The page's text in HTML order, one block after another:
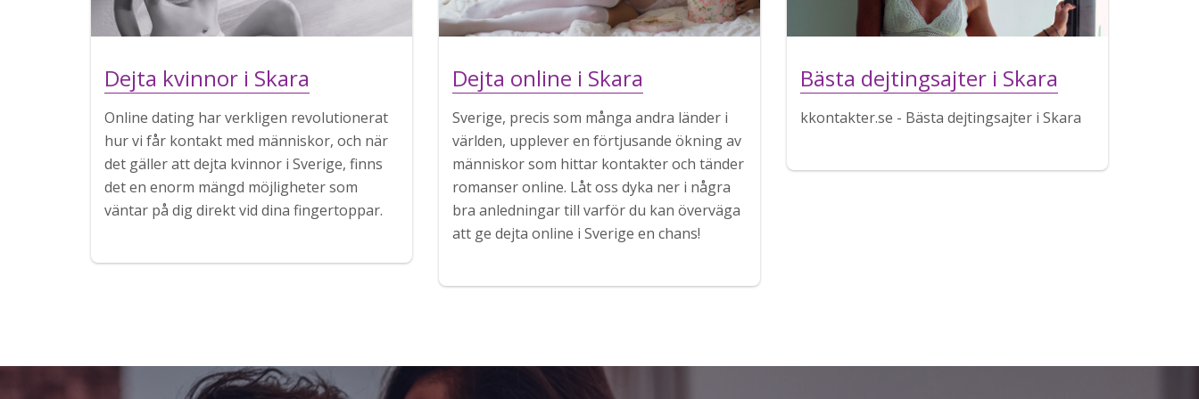
Dejta kvinnor i Skara
Online dating har verkligen revolutionerat
hur vi får kontakt med människor, och när
det gäller att dejta kvinnor i Sverige, finns
det en enorm mängd möjligheter som
väntar på dig direkt vid dina fingertoppar.
Dejta online i Skara
Sverige, precis som många andra länder i
världen, upplever en förtjusande ökning av
människor som hittar kontakter och tänder
romanser online. Låt oss dyka ner i några
bra anledningar till varför du kan överväga
att ge dejta online i Sverige en chans!
Bästa dejtingsajter i Skara
kkontakter.se - Bästa dejtingsajter i Skara